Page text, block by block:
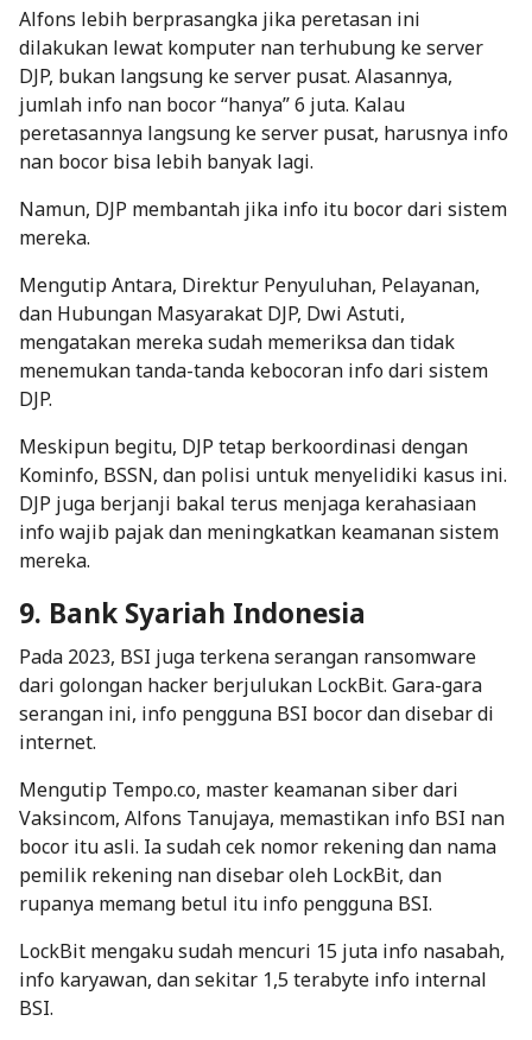
Alfons lebih berprasangka jika peretasan ini
dilakukan lewat komputer nan terhubung ke server
DJP, bukan langsung ke server pusat. Alasannya,
jumlah info nan bocor “hanya” 6 juta. Kalau
peretasannya langsung ke server pusat, harusnya info
nan bocor bisa lebih banyak lagi.
Namun, DJP membantah jika info itu bocor dari sistem
mereka.
MengutipAntara, Direktur Penyuluhan, Pelayanan,
dan Hubungan Masyarakat DJP, Dwi Astuti,
mengatakan mereka sudah memeriksa dan tidak
menemukan tanda-tanda kebocoran info dari sistem
DJP.
Meskipun begitu, DJP tetap berkoordinasi dengan
Kominfo, BSSN, dan polisi untuk menyelidiki kasus ini.
DJP juga berjanji bakal terus menjaga kerahasiaan
info wajib pajak dan meningkatkan keamanan sistem
mereka.
9. Bank Syariah Indonesia
Pada 2023, BSI juga terkena serangan ransomware
dari golongan hacker berjulukan LockBit. Gara-gara
serangan ini, info pengguna BSI bocor dan disebar di
internet.
Mengutip Tempo.co, master keamanan siber dari
Vaksincom, Alfons Tanujaya, memastikan info BSI nan
bocor itu asli. Ia sudah cek nomor rekening dan nama
pemilik rekening nan disebar oleh LockBit, dan
rupanya memang betul itu info pengguna BSI.
LockBit mengaku sudah mencuri 15 juta info nasabah,
info karyawan, dan sekitar 1,5 terabyte info internal
BSI.